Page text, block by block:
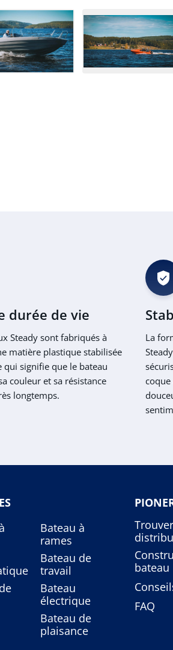
durée de vie
Steady sont fabriqués à
matière plastique stabilisée
qui signifie que le bateau
couleur et sa résistance
longtemps.
La
coque
Bateau à
rames
Bateau de
travail
Bateau
électrique
Bateau de
plaisance
bateau
FAQ